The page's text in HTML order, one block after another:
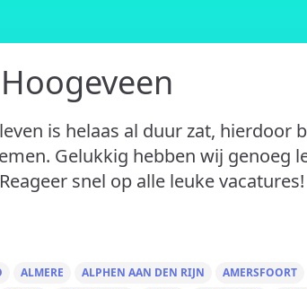
is helaas al duur zat, hierdoor
Gelukkig hebben wij genoeg
snel op alle leuke vacatures!
ALMERE ALPHEN AAN DEN RIJN AMERSFOORT